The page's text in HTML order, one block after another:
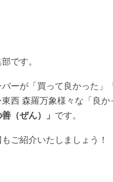
です。
ーが「買って良かった」
西 森羅万象様々な「良
（ぜん）」 です。
ご紹介いたしましょう！